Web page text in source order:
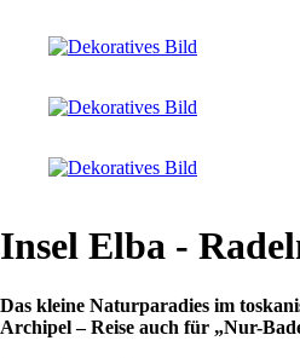
Insel Elba -
Das kleine Naturparadies im
Archipel – Reise auch für „Nur-